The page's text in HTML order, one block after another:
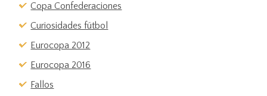
Copa Confederaciones
Curiosidades fútbol
Eurocopa 2012
Eurocopa 2016
Fallos